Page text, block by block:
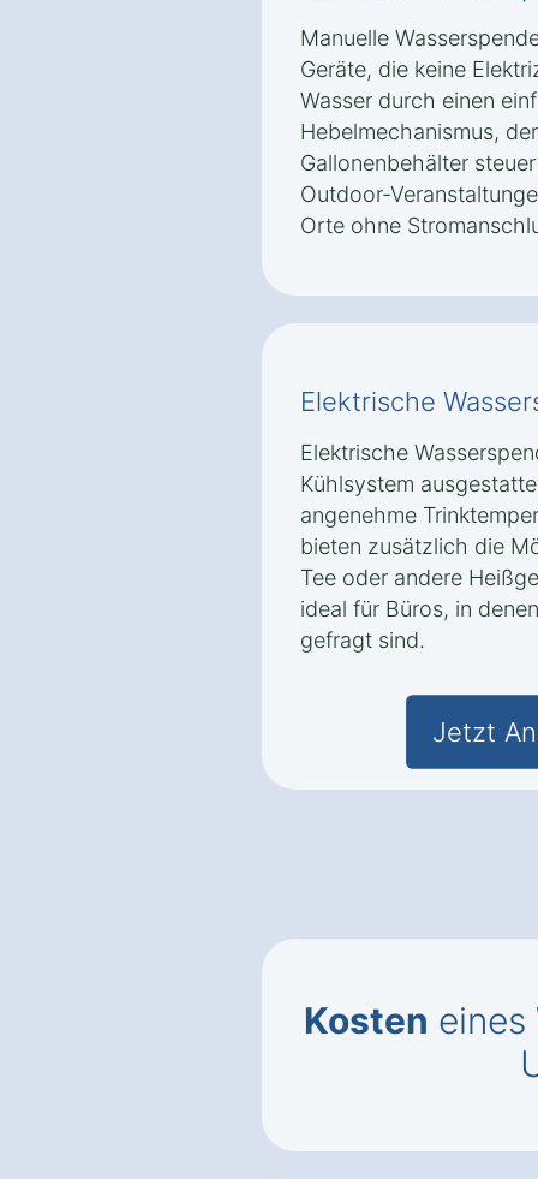
Manuelle
Geräte, die keine
Wasser durch einen
Hebelmechanismus,
Gallonenbehälter
Outdoor-
Orte ohne
Elektrische
Elektrische
Kühlsystem
angenehme
bieten zusätzlich die
Tee oder andere
ideal für Büros, in
gefragt sind.
Jetzt
Kosten eines